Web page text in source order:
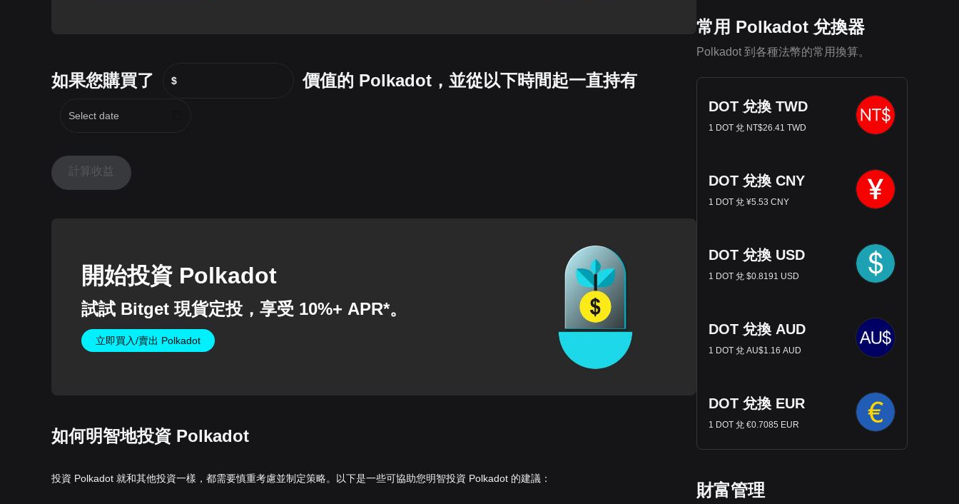
如果您購買了 $ 價值的 Polkadot，並從以下時間起一直持有
計算收益
開始投資 Polkadot
試試 Bitget 現貨定投，享受 10%+ APR*。
立即買入/賣出 Polkadot
如何明智地投資 Polkadot
投資 Polkadot 就和其他投資一樣，都需要慎重考慮並制定策略。以下是一些可協助您明智投資 Polkadot 的建議：
常用 Polkadot 兌換器
Polkadot 到各種法幣的常用換算。
DOT 兌換 TWD
1 DOT 兌 NT$26.41 TWD
DOT 兌換 CNY
1 DOT 兌 ¥5.53 CNY
DOT 兌換 USD
1 DOT 兌 $0.8191 USD
DOT 兌換 AUD
1 DOT 兌 AU$1.16 AUD
DOT 兌換 EUR
1 DOT 兌 €0.7085 EUR
財富管理